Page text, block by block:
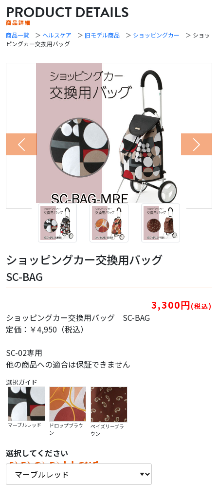
PRODUCT
PRODUCT DETAILS
商品詳細
商品一覧 ＞ ヘルスケア ＞ 旧モデル商品 ＞ ショッピングカー ＞ ショッ
ピングカー交換用バッグ
Previous Next
ショッピングカー交換用バッグ
SC-BAG
3,300円(税込)
ショッピングカー交換用バッグ SC-BAG
定価：￥4,950（税込）
SC-02専用
他の商品への適合は保証できません
選択ガイド
マーブルレッド
ドロップブラウ
ン
ペイズリーブラ
ウン
選択してください